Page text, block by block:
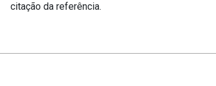
citação da referência.